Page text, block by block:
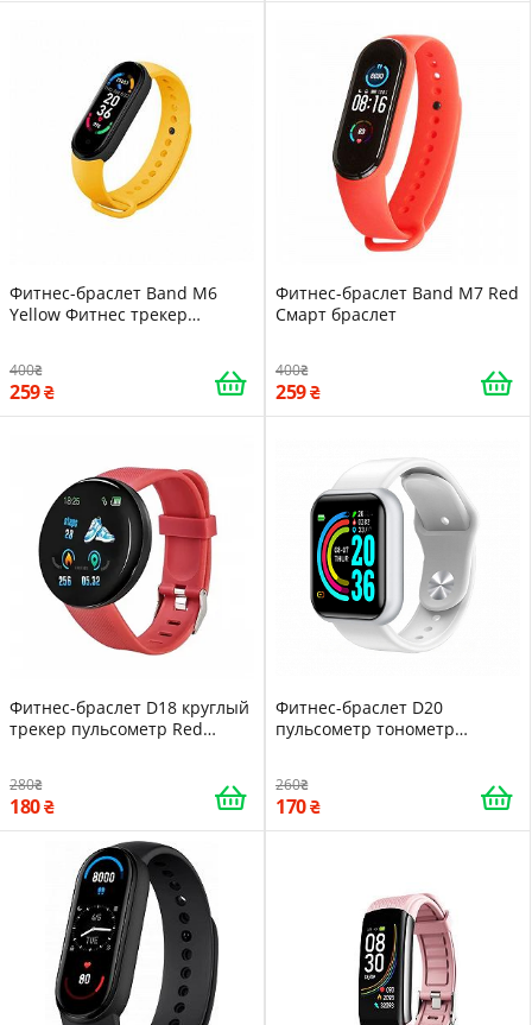
Фитнес-браслет Band M6
Yellow Фитнес трекер
400
259
Фитнес-браслет Band M7 Red
Смарт браслет
400
259
Фитнес-браслет D18 круглый
трекер пульсометр Red
280
180
Фитнес-браслет D20
пульсометр тонометр
260
170